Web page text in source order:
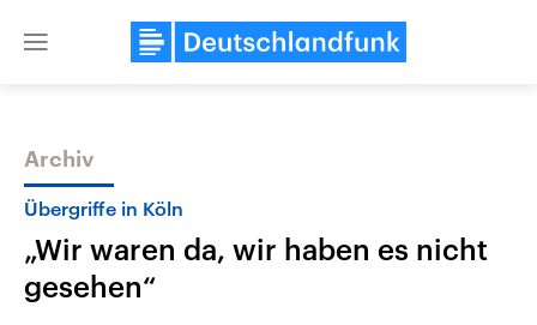
Close
Themen
Archiv
Übergriffe in Köln
„Wir waren da, wir haben es nicht
gesehen“